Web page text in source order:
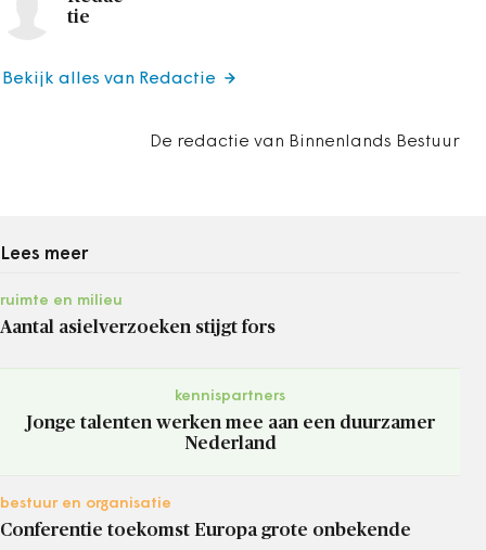
tie
De redactie van Binnenlands Bestuur
Bekijk alles van Redactie
Lees meer
ruimte en milieu
Aantal asielverzoeken stijgt fors
kennispartners
Jonge talenten werken mee aan een duurzamer
Nederland
bestuur en organisatie
Conferentie toekomst Europa grote onbekende